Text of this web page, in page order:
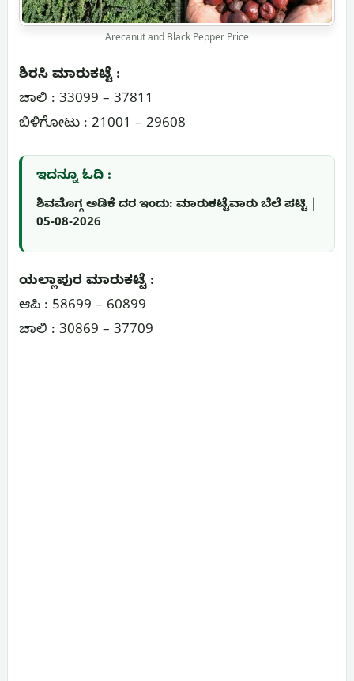
Arecanut and Black Pepper Price
ಶಿರಸಿ ಮಾರುಕಟ್ಟೆ :
ಚಾಲಿ : 33099 – 37811
ಬಿಳಿಗೋಟು : 21001 – 29608
ಇದನ್ನೂ ಓದಿ :
ಶಿವಮೊಗ್ಗ ಅಡಿಕೆ ದರ ಇಂದು: ಮಾರುಕಟ್ಟೆವಾರು ಬೆಲೆ ಪಟ್ಟಿ |
05-08-2026
ಯಲ್ಲಾಪುರ ಮಾರುಕಟ್ಟೆ :
ಆಪಿ : 58699 – 60899
ಚಾಲಿ : 30869 – 37709